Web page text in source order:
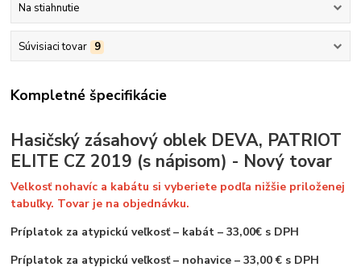
Na stiahnutie
Súvisiaci tovar 9
Kompletné špecifikácie
Hasičský zásahový oblek DEVA, PATRIOT
ELITE CZ 2019 (s nápisom) - Nový tovar
Velkosť nohavíc a kabátu si vyberiete podľa nižšie priloženej
tabuľky. Tovar je na objednávku.
Príplatok za atypickú veľkosť – kabát – 33,00€ s DPH
Príplatok za atypickú veľkosť – nohavice – 33,00 € s DPH